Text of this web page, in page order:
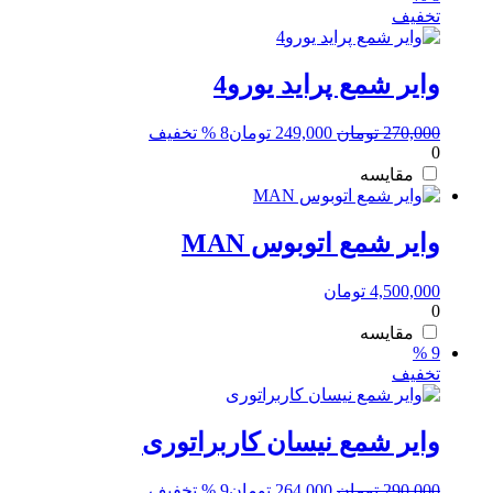
تخفیف
وایر شمع پراید یورو4
270,000 تومان قیمت
بود.
249,000 تومان8 % تخفیف
0
مقایسه
وایر شمع اتوبوس MAN
4,500,000 تومان
0
مقایسه
9 %
تخفیف
وایر شمع نیسان کاربراتوری
قیمت